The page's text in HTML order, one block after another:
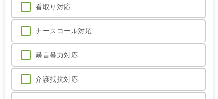
看取り対応
ナースコール対応
暴言暴力対応
介護抵抗対応